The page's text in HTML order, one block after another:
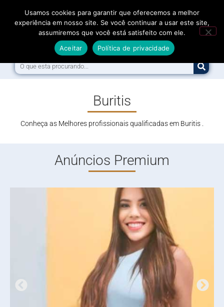
Menu
Buritis
Conheça as Melhores profissionais qualificadas em Buritis .
Anúncios Premium
Usamos cookies para garantir que oferecemos a melhor
experiência em nosso site. Se você continuar a usar este site,
assumiremos que você está satisfeito com ele.
Aceitar
Política de privacidade